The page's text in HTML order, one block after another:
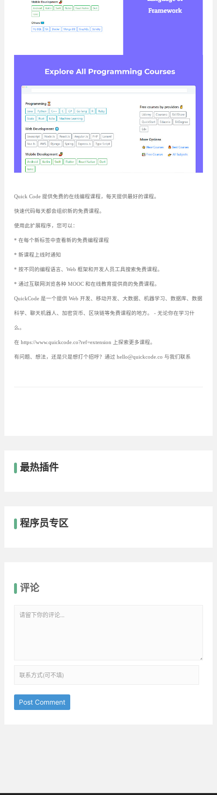
Quick Code 提供免费的在线编程课程，每天提供最好的课程。
快速代码每天都会组织新的免费课程。
使用此扩展程序，您可以：
* 在每个新标签中查看新的免费编程课程
* 新课程上线时通知
* 按不同的编程语言、Web 框架和开发人员工具搜索免费课程。
* 通过互联网浏览各种 MOOC 和在线教育提供商的免费课程。
QuickCode 是一个提供 Web 开发、移动开发、大数据、机器学习、数据库、数据
科学、聊天机器人、加密货币、区块链等免费课程的地方。 - 无论你在学习什
么。
在 https://www.quickcode.co?ref=extension 上探索更多课程。
有问题、想法，还是只是想打个招呼？通过 hello@quickcode.co 与我们联系
最热插件
程序员专区
评论
Post Comment